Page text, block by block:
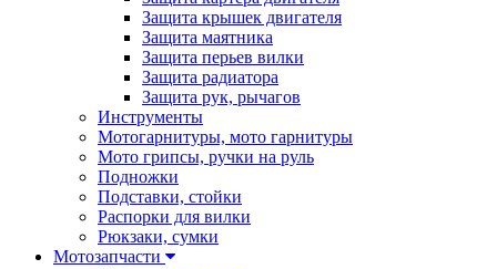
Защита крышек двигателя
Защита маятника
Защита перьев вилки
Защита радиатора
Защита рук, рычагов
Инструменты
Мотогарнитуры, мото гарнитуры
Мото грипсы, ручки на руль
Подножки
Подставки, стойки
Распорки для вилки
Рюкзаки, сумки
Мотозапчасти